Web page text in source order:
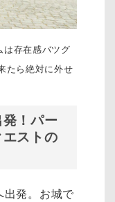
存在感バツグ
たら絶対に外せ
！パー
ストの
出発。お城で